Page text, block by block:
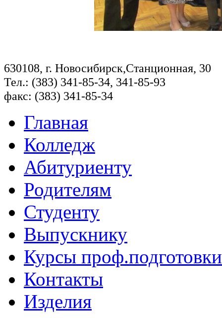
630108, г. Новосибирск,Станционная, 30
Тел.: (383) 341-85-34, 341-85-93
факс: (383) 341-85-34
Главная
Колледж
Абитуриенту
Родителям
Студенту
Выпускнику
Курсы проф.подготовки
Контакты
Изделия